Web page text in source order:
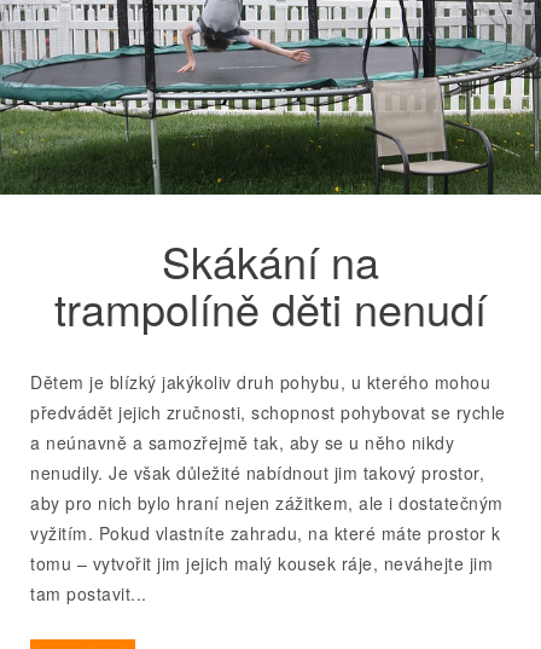
Skákání na
trampolíně děti nenudí
Dětem je blízký jakýkoliv druh pohybu, u kterého mohou
předvádět jejich zručnosti, schopnost pohybovat se rychle
a neúnavně a samozřejmě tak, aby se u něho nikdy
nenudily. Je však důležité nabídnout jim takový prostor,
aby pro nich bylo hraní nejen zážitkem, ale i dostatečným
vyžitím. Pokud vlastníte zahradu, na které máte prostor k
tomu – vytvořit jim jejich malý kousek ráje, neváhejte jim
tam postavit...